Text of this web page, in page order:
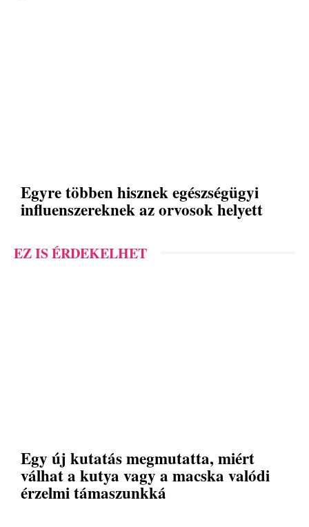
Egyre többen hisznek egészségügyi
influenszereknek az orvosok helyett
EZ IS ÉRDEKELHET
Egy új kutatás megmutatta, miért
válhat a kutya vagy a macska valódi
érzelmi támaszunkká